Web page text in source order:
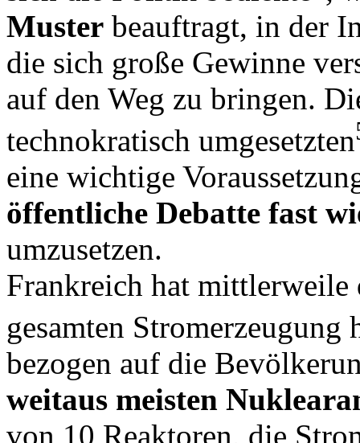
Muster beauftragt, in der
die sich große Gewinne
auf den Weg zu bringen.
technokratisch umgesetzten
eine wichtige
öffentliche Debatte fast
umzusetzen.
Frankreich hat
gesamten Stromerzeugung
bezogen auf die
weitaus meisten
von 10 Reaktoren, die